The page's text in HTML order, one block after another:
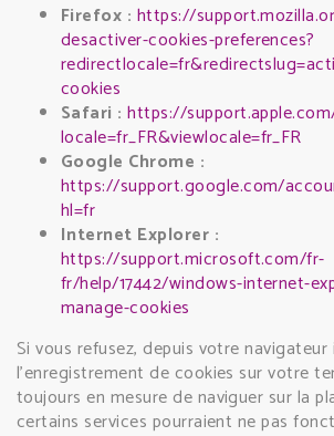
Firefox : https://
desactiver-cookies-preferences?
cookies
Safari : https://
locale=fr_FR&viewlocale=fr_FR
Google Chrome :
https://support.google.com/
hl=fr
Internet Explorer :
https://support.microsoft.com/fr-
fr/help/17442/windows-internet-
manage-cookies
Si vous refusez, depuis votre
l’enregistrement de cookies sur votre
toujours en mesure de naviguer sur la
certains services pourraient ne pas